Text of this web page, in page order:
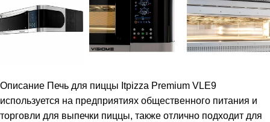
Описание Печь для пиццы Itpizza Premium VLE9
используется на предприятиях общественного питания и
торговли для выпечки пиццы, также отлично подходит для